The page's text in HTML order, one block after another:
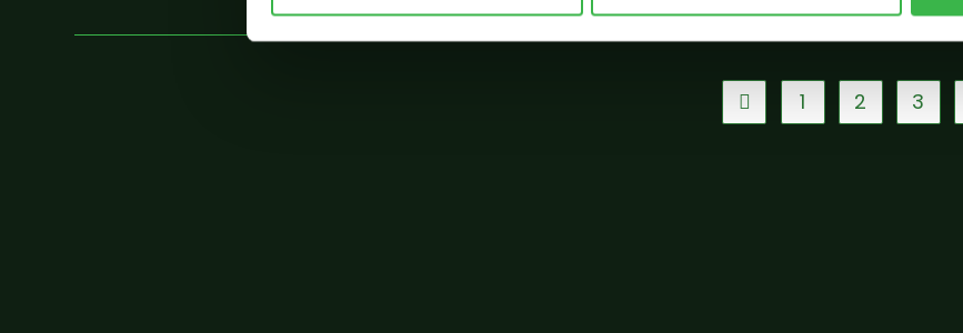
d
1 2 3